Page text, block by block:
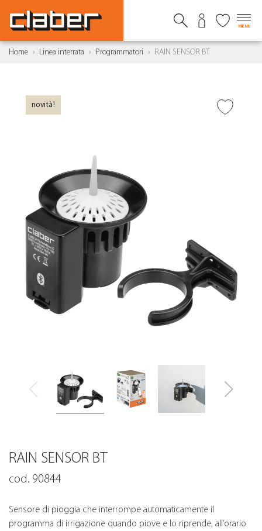
MENU
Home Linea interrata Programmatori RAIN SENSOR BT
novità!
RAIN SENSOR BT
cod. 90844
Sensore di pioggia che interrompe automaticamente il
programma di irrigazione quando piove e lo riprende, all’orario